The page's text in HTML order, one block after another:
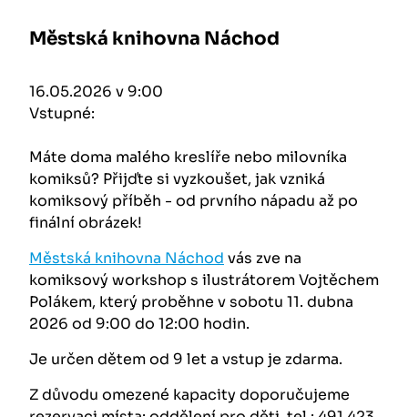
Městská knihovna Náchod
16.05.2026 v 9:00
Vstupné:
Máte doma malého kreslíře nebo milovníka
komiksů? Přijďte si vyzkoušet, jak vzniká
komiksový příběh - od prvního nápadu až po
finální obrázek!
Městská knihovna Náchod vás zve na
komiksový workshop s ilustrátorem Vojtěchem
Polákem, který proběhne v sobotu 11. dubna
2026 od 9:00 do 12:00 hodin.
Je určen dětem od 9 let a vstup je zdarma.
Z důvodu omezené kapacity doporučujeme